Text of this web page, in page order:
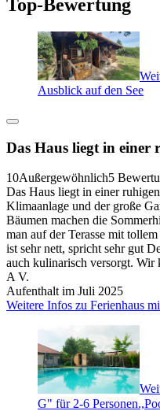
Top-Bewertung
Ausblick auf den See
Das Haus liegt in einer
10Außergewöhnlich5
Das Haus liegt in einer
Klimaanlage und der große
Bäumen machen die
man auf der Terasse mit
ist sehr nett, spricht sehr gut
auch kulinarisch versorgt. Wir
A V.
Aufenthalt im Juli 2025
Weitere Infos zu Ferienhaus
G" für 2-6